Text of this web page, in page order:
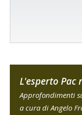
L'esperto Pac
Approfondimenti
a cura di Angelo